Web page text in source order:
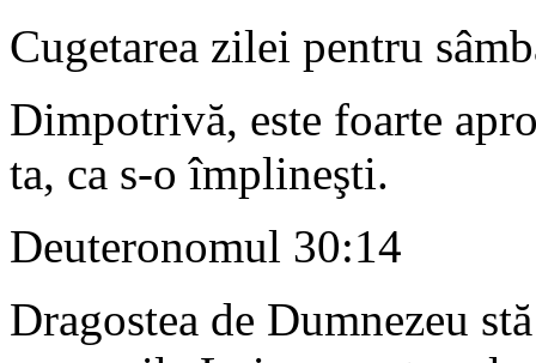
Cugetarea zilei pentru
Dimpotrivă, este foarte
ta, ca s-o împlineşti.
Deuteronomul 30:14
Dragostea de Dumnezeu